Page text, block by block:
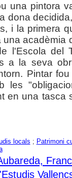
una pintora
dona
i la primera
acadèmia
l'Escola del
a la seva
Pintar
les
en una tasca
locals ; Patrimoni